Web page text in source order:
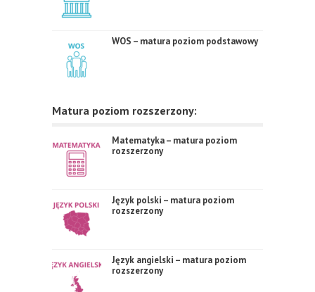
WOS – matura poziom podstawowy
Matura poziom rozszerzony:
Matematyka – matura poziom
rozszerzony
Język polski – matura poziom
rozszerzony
Język angielski – matura poziom
rozszerzony